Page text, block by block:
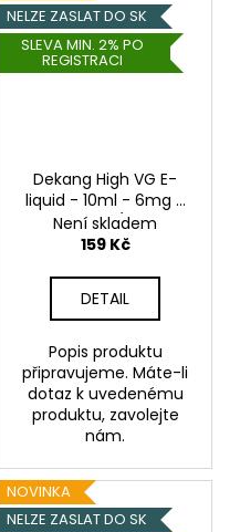
NELZE ZASLAT DO SK
SLEVA MIN. 2% PO
REGISTRACI
Dekang High VG E-
liquid - 10ml - 6mg -
Pearl Grape (Hrozny s
mátou)
Není skladem
159 Kč
DETAIL
Popis produktu
připravujeme. Máte-li
dotaz k uvedenému
produktu, zavolejte
nám.
NOVINKA
NELZE ZASLAT DO SK